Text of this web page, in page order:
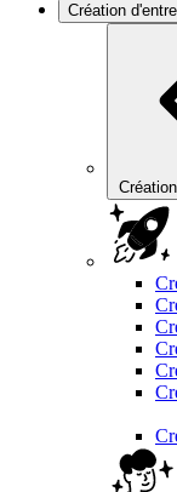
Création